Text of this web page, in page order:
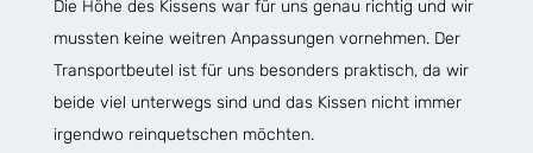
Die Höhe des Kissens war für uns genau richtig und wir
mussten keine weitren Anpassungen vornehmen. Der
Transportbeutel ist für uns besonders praktisch, da wir
beide viel unterwegs sind und das Kissen nicht immer
irgendwo reinquetschen möchten.